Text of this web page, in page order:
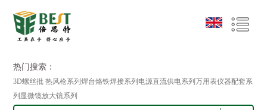
热门搜索：
3D螺丝批 热风枪系列焊台烙铁焊接系列电源直流供电系列万用表仪器配套系
列显微镜放大镜系列